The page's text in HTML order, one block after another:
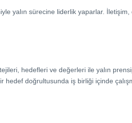
yalın sürecine liderlik yaparlar. İletişim,
hedefleri ve değerleri ile yalın
doğrultusunda iş birliği içinde